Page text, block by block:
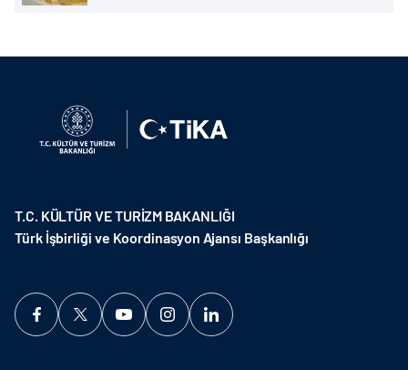
T.C. KÜLTÜR VE TURİZM BAKANLIĞI
Türk İşbirliği ve Koordinasyon Ajansı Başkanlığı